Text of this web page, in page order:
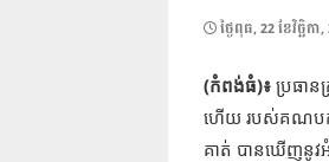
POSTED
ថ្ងៃ​ពុធ, 22 ខែ​វិច្ឆិកា
(កំពង់ធំ)៖ ប្រធាន
ហើយ របស់គណបក្
គាត់ បានឃើញនូវ